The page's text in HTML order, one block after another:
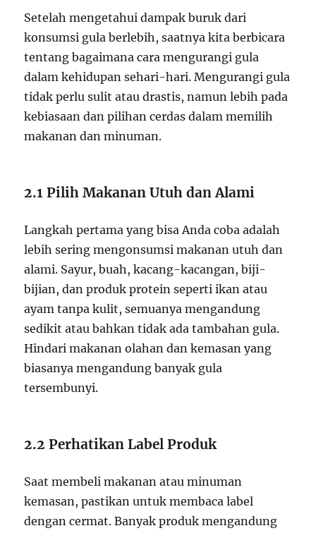
Setelah mengetahui dampak buruk dari
konsumsi gula berlebih, saatnya kita berbicara
tentang bagaimana cara mengurangi gula
dalam kehidupan sehari-hari. Mengurangi gula
tidak perlu sulit atau drastis, namun lebih pada
kebiasaan dan pilihan cerdas dalam memilih
makanan dan minuman.
2.1 Pilih Makanan Utuh dan Alami
Langkah pertama yang bisa Anda coba adalah
lebih sering mengonsumsi makanan utuh dan
alami. Sayur, buah, kacang-kacangan, biji-
bijian, dan produk protein seperti ikan atau
ayam tanpa kulit, semuanya mengandung
sedikit atau bahkan tidak ada tambahan gula.
Hindari makanan olahan dan kemasan yang
biasanya mengandung banyak gula
tersembunyi.
2.2 Perhatikan Label Produk
Saat membeli makanan atau minuman
kemasan, pastikan untuk membaca label
dengan cermat. Banyak produk mengandung